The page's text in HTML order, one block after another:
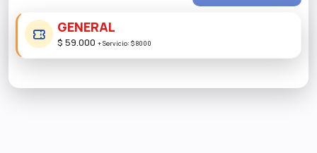
GENERAL
$ 59.000 +Servicio: $ 8000